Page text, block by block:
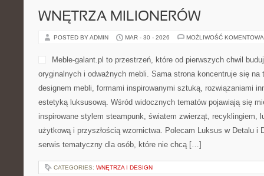
WNĘTRZA MILIONERÓW
POSTED BY ADMIN MAR - 30 - 2026 MOŻLIWOŚĆ
Meble-galant.pl to przestrzeń, które od pierwszych chwil
oryginalnych i odważnych mebli. Sama strona koncentruje się na
designem mebli, formami inspirowanymi sztuką, rozwiązaniami
estetyką luksusową. Wśród widocznych tematów pojawiają się
inspirowane stylem steampunk, światem zwierząt, recyklingiem,
użytkową i przyszłością wzornictwa. Polecam Luksus w Detalu i
serwis tematyczny dla osób, które nie chcą […]
CATEGORIES: WNĘTRZA I DESIGN